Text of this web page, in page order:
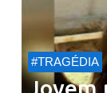
#TRAGÉDIA
Jovem